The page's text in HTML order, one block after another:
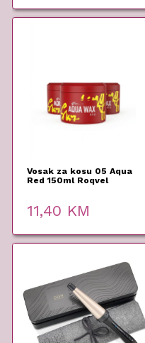
Vosak za kosu 05 Aqua
Red 150ml Roqvel
11,40 KM